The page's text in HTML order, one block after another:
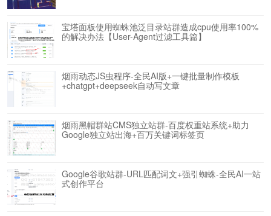
宝塔面板使用蜘蛛池泛目录站群造成cpu使用率100%
的解决办法【User-Agent过滤工具篇】
烟雨动态JS虫程序-全民AI版+一键批量制作模板
+chatgpt+deepseek自动写文章
烟雨黑帽群站CMS独立站群-百度权重站系统+助力
Google独立站出海+百万关键词标签页
Google谷歌站群-URL匹配词文+强引蜘蛛-全民AI一站
式创作平台